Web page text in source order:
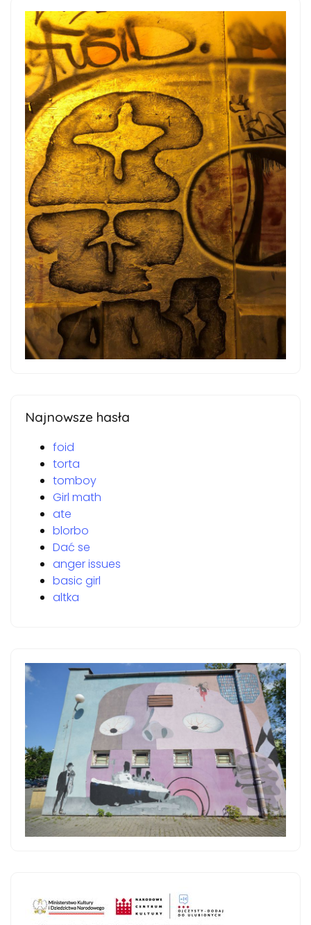
Najnowsze hasła
foid
torta
tomboy
Girl math
ate
blorbo
Dać se
anger issues
basic girl
altka